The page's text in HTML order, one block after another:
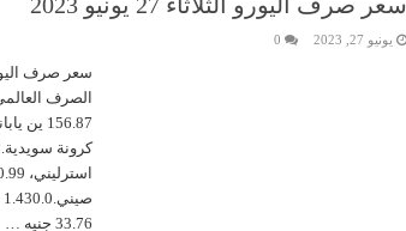
يونيو 27, 2023 0
33.76 جنيه …